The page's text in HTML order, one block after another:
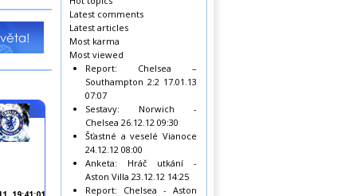
Latest comments
Latest articles
Most karma
Most viewed
Report: Chelsea –
Southampton 2:2 17.01.13
07:07
Sestavy: Norwich -
Chelsea 26.12.12 09:30
Šťastné a veselé Vianoce
24.12.12 08:00
Anketa: Hráč utkání -
Aston Villa 23.12.12 14:25
Report: Chelsea - Aston